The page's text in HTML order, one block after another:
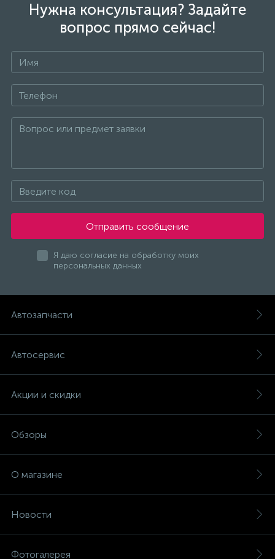
Нужна консультация? Задайте
вопрос прямо сейчас!
Отправить сообщение
Я даю согласие на обработку моих
персональных данных
Автозапчасти
Автосервис
Акции и скидки
Обзоры
О магазине
Новости
Фотогалерея